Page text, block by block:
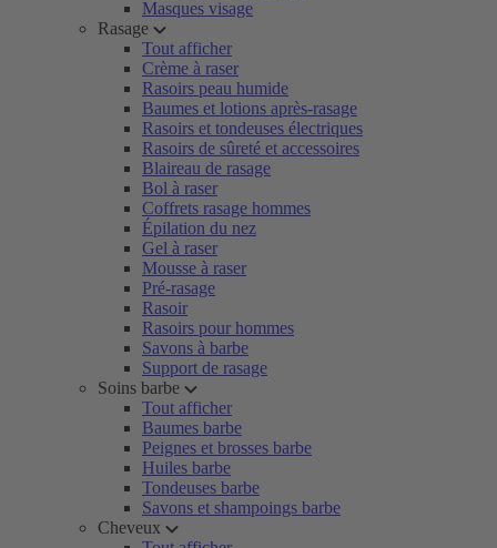
Masques visage
Rasage
Tout afficher
Crème à raser
Rasoirs peau humide
Baumes et lotions après-rasage
Rasoirs et tondeuses électriques
Rasoirs de sûreté et accessoires
Blaireau de rasage
Bol à raser
Coffrets rasage hommes
Épilation du nez
Gel à raser
Mousse à raser
Pré-rasage
Rasoir
Rasoirs pour hommes
Savons à barbe
Support de rasage
Soins barbe
Tout afficher
Baumes barbe
Peignes et brosses barbe
Huiles barbe
Tondeuses barbe
Savons et shampoings barbe
Cheveux